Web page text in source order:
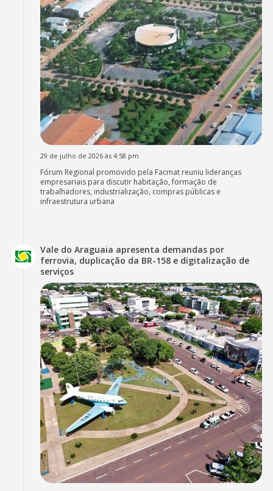
29 de julho de 2026 às 4:58 pm
Fórum Regional promovido pela Facmat reuniu lideranças
empresariais para discutir habitação, formação de
trabalhadores, industrialização, compras públicas e
infraestrutura urbana
Vale do Araguaia apresenta demandas por
ferrovia, duplicação da BR-158 e digitalização de
serviços